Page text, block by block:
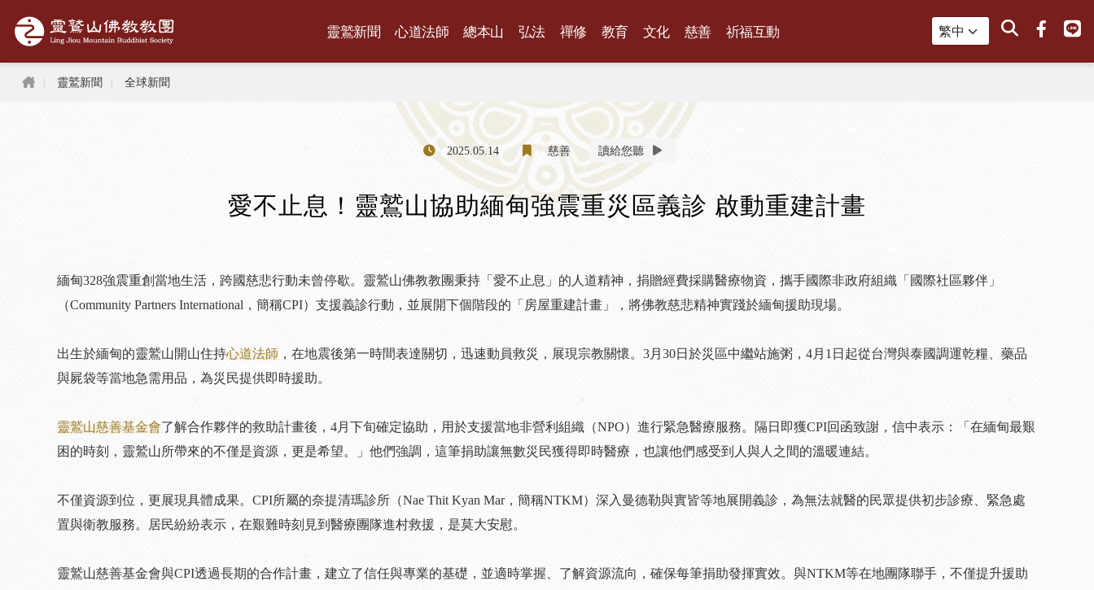
靈鷲新聞 心道法師 總本山 弘法 禪修 教育 文化 慈善 祈福互動 搜尋
首頁 靈鷲新聞 全球新聞
2025.05.14 慈善 讀給您聽
愛不止息！靈鷲山協助緬甸強震重災區義診 啟動重建計畫
緬甸328強震重創當地生活，跨國慈悲行動未曾停歇。靈鷲山佛教教團秉持「愛不止息」的人道精神，捐贈經費採購醫療物資，攜手國際非政府組織「國際社區夥伴」
（Community Partners International，簡稱CPI）支援義診行動，並展開下個階段的「房屋重建計畫」，將佛教慈悲精神實踐於緬甸援助現場。
出生於緬甸的靈鷲山開山住持心道法師 ，在地震後第一時間表達關切，迅速動員救災，展現宗教關懷。3月30日於災區中繼站施粥，4月1日起從台灣與泰國調運乾糧、藥品
與屍袋等當地急需用品，為災民提供即時援助。
靈鷲山慈善基金會了解合作夥伴的救助計畫後，4月下旬確定協助，用於支援當地非營利組織（NPO）進行緊急醫療服務。隔日即獲CPI回函致謝，信中表示：「在緬甸最艱
困的時刻，靈鷲山所帶來的不僅是資源，更是希望。」他們強調，這筆捐助讓無數災民獲得即時醫療，也讓他們感受到人與人之間的溫暖連結。
不僅資源到位，更展現具體成果。CPI所屬的奈提清瑪診所（Nae Thit Kyan Mar，簡稱NTKM）深入曼德勒與實皆等地展開義診，為無法就醫的民眾提供初步診療、緊急處
置與衛教服務。居民紛紛表示，在艱難時刻見到醫療團隊進村救援，是莫大安慰。
靈鷲山慈善基金會與CPI透過長期的合作計畫，建立了信任與專業的基礎，並適時掌握、了解資源流向，確保每筆捐助發揮實效。與NTKM等在地團隊聯手，不僅提升援助